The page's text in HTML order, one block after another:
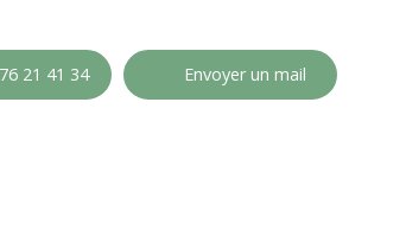
21 41 34 Envoyer un mail